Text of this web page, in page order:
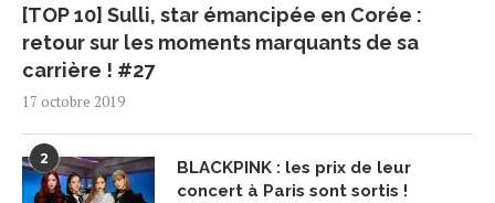
[TOP 10] Sulli, star émancipée en Corée :
retour sur les moments marquants de sa
carrière ! #27
17 octobre 2019
2
BLACKPINK : les prix de leur
concert à Paris sont sortis !